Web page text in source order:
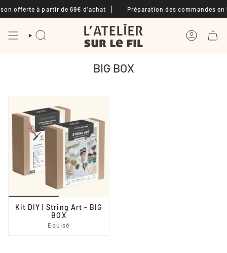
au
contenu
de
offerte à partir de 69€ d'achat Préparation des commandes en
RECHERCHE COMPTE
BIG BOX
Kit DIY | String Art - BIG
BOX
Épuisé